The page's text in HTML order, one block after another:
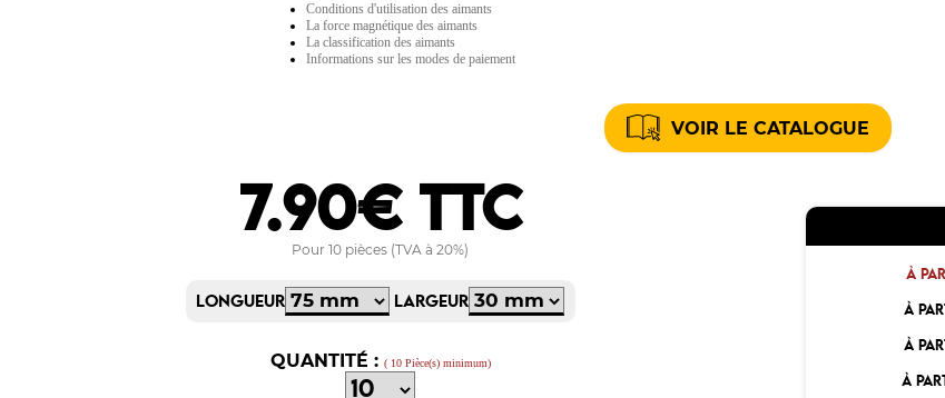
Conditions d'utilisation des aimants
La force magnétique des aimants
La classification des aimants
Informations sur les modes de paiement
VOIR LE CATALOGUE
7.90€ TTC
Pour 10 pièces (TVA à 20%)
LONGUEUR LARGEUR
QUANTITÉ : ( 10 Pièce(s) minimum)
À
À
À
À